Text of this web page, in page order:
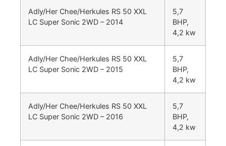
Adly/Her Chee/Herkules RS 50 XXL
LC Super Sonic 2WD – 2014
5,7
BHP,
4,2 kw
Adly/Her Chee/Herkules RS 50 XXL
LC Super Sonic 2WD – 2015
5,7
BHP,
4,2 kw
Adly/Her Chee/Herkules RS 50 XXL
LC Super Sonic 2WD – 2016
5,7
BHP,
4,2 kw